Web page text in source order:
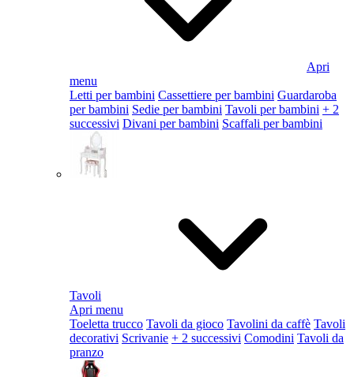
Apri
menu
Letti per bambini Cassettiere per bambini Guardaroba
per bambini Sedie per bambini Tavoli per bambini + 2
successivi Divani per bambini Scaffali per bambini
Tavoli
Apri menu
Toeletta trucco Tavoli da gioco Tavolini da caffè Tavoli
decorativi Scrivanie + 2 successivi Comodini Tavoli da
pranzo